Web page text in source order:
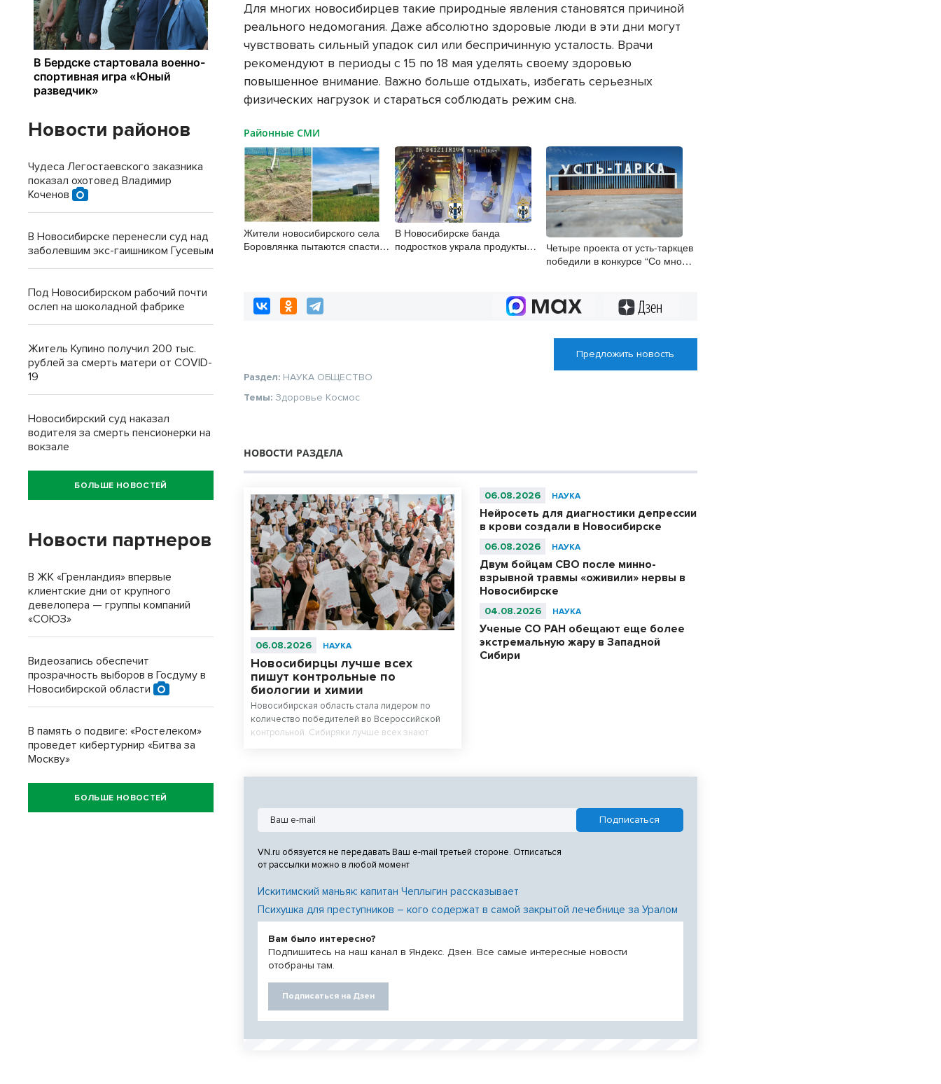
Для многих новосибирцев такие природные явления становятся причиной
реального недомогания. Даже абсолютно здоровые люди в эти дни могут
чувствовать сильный упадок сил или беспричинную усталость. Врачи
рекомендуют в периоды с 15 по 18 мая уделять своему здоровью
повышенное внимание. Важно больше отдыхать, избегать серьезных
физических нагрузок и стараться соблюдать режим сна.
Районные СМИ
Жители новосибирского села
Боровлянка пытаются спасти
В Новосибирске банда
подростков украла продукты
Четыре проекта от усть-таркцев
победили в конкурсе “Со мной
Предложить новость
Раздел: НАУКА ОБЩЕСТВО
Темы: Здоровье Космос
НОВОСТИ РАЗДЕЛА
06.08.2026 НАУКА
Новосибирцы лучше всех
пишут контрольные по
биологии и химии
Новосибирская область стала лидером по
количество победителей во Всероссийской
контрольной. Сибиряки лучше всех знают
06.08.2026 НАУКА
Нейросеть для диагностики депрессии
в крови создали в Новосибирске
06.08.2026 НАУКА
Двум бойцам СВО после минно-
взрывной травмы «оживили» нервы в
Новосибирске
04.08.2026 НАУКА
Ученые СО РАН обещают еще более
экстремальную жару в Западной
Сибири
VN.ru обязуется не передавать Ваш e-mail третьей стороне. Отписаться
от рассылки можно в любой момент
Искитимский маньяк: капитан Чеплыгин рассказывает
Психушка для преступников – кого содержат в самой закрытой лечебнице за Уралом
Вам было интересно?
Подпишитесь на наш канал в Яндекс. Дзен. Все самые интересные новости
отобраны там.
Подписаться на Дзен
Новости районов
Чудеса Легостаевского заказника
показал охотовед Владимир
Коченов
В Новосибирске перенесли суд над
заболевшим экс-гаишником Гусевым
Под Новосибирском рабочий почти
ослеп на шоколадной фабрике
Житель Купино получил 200 тыс.
рублей за смерть матери от COVID-
19
Новосибирский суд наказал
водителя за смерть пенсионерки на
вокзале
БОЛЬШЕ НОВОСТЕЙ
Новости партнеров
В ЖК «Гренландия» впервые
клиентские дни от крупного
девелопера — группы компаний
«СОЮЗ»
Видеозапись обеспечит
прозрачность выборов в Госдуму в
Новосибирской области
В память о подвиге: «Ростелеком»
проведет кибертурнир «Битва за
Москву»
БОЛЬШЕ НОВОСТЕЙ